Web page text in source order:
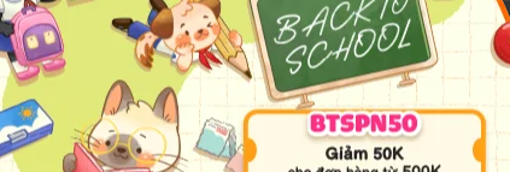
trình diễn trên cái nền những đồng truông, quả đồi nước
dội và ghen tuông tột độ cũng hủy diệt họ, vậy nên toàn bộ
hồn mãnh liệt đó được tự do tái ngộ, khi những cơn gió
công chúng với nhiều lời bình trái ngược vào năm 1847,